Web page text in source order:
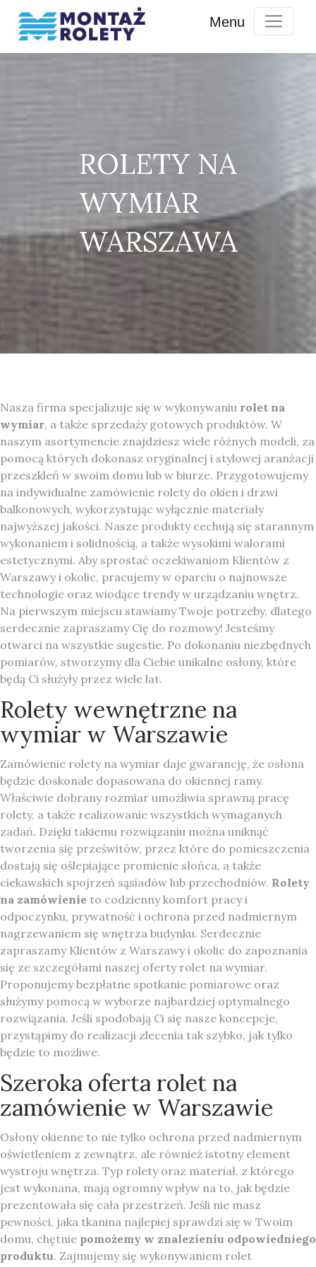
ROLETY NA
WYMIAR
WARSZAWA
Nasza firma specjalizuje się w wykonywaniu rolet na
wymiar, a także sprzedaży gotowych produktów. W
naszym asortymencie znajdziesz wiele różnych modeli, za
pomocą których dokonasz oryginalnej i stylowej aranżacji
przeszkleń w swoim domu lub w biurze. Przygotowujemy
na indywidualne zamówienie rolety do okien i drzwi
balkonowych, wykorzystując wyłącznie materiały
najwyższej jakości. Nasze produkty cechują się starannym
wykonaniem i solidnością, a także wysokimi walorami
estetycznymi. Aby sprostać oczekiwaniom Klientów z
Warszawy i okolic, pracujemy w oparciu o najnowsze
technologie oraz wiodące trendy w urządzaniu wnętrz.
Na pierwszym miejscu stawiamy Twoje potrzeby, dlatego
serdecznie zapraszamy Cię do rozmowy! Jesteśmy
otwarci na wszystkie sugestie. Po dokonaniu niezbędnych
pomiarów, stworzymy dla Ciebie unikalne osłony, które
będą Ci służyły przez wiele lat.
Rolety wewnętrzne na
wymiar w Warszawie
Zamówienie rolety na wymiar daje gwarancję, że osłona
będzie doskonale dopasowana do okiennej ramy.
Właściwie dobrany rozmiar umożliwia sprawną pracę
rolety, a także realizowanie wszystkich wymaganych
zadań. Dzięki takiemu rozwiązaniu można uniknąć
tworzenia się prześwitów, przez które do pomieszczenia
dostają się oślepiające promienie słońca, a także
ciekawskich spojrzeń sąsiadów lub przechodniów. Rolety
na zamówienie to codzienny komfort pracy i
odpoczynku, prywatność i ochrona przed nadmiernym
nagrzewaniem się wnętrza budynku. Serdecznie
zapraszamy Klientów z Warszawy i okolic do zapoznania
się ze szczegółami naszej oferty rolet na wymiar.
Proponujemy bezpłatne spotkanie pomiarowe oraz
służymy pomocą w wyborze najbardziej optymalnego
rozwiązania. Jeśli spodobają Ci się nasze koncepcje,
przystąpimy do realizacji zlecenia tak szybko, jak tylko
będzie to możliwe.
Szeroka oferta rolet na
zamówienie w Warszawie
Osłony okienne to nie tylko ochrona przed nadmiernym
oświetleniem z zewnątrz, ale również istotny element
wystroju wnętrza. Typ rolety oraz materiał, z którego
jest wykonana, mają ogromny wpływ na to, jak będzie
prezentowała się cała przestrzeń. Jeśli nie masz
pewności, jaka tkanina najlepiej sprawdzi się w Twoim
domu, chętnie pomożemy w znalezieniu odpowiedniego
produktu. Zajmujemy się wykonywaniem rolet